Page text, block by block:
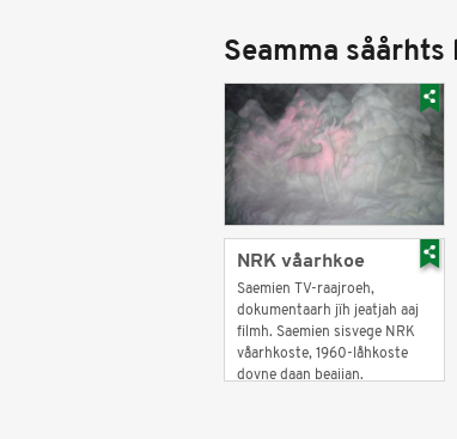
Seamma
NRK våarhkoe
Saemien TV-raajroeh,
dokumentaarh jïh jeatjah aaj
filmh. Saemien sisvege NRK
våarhkoste, 1960-låhkoste
dovne daan beajjan.